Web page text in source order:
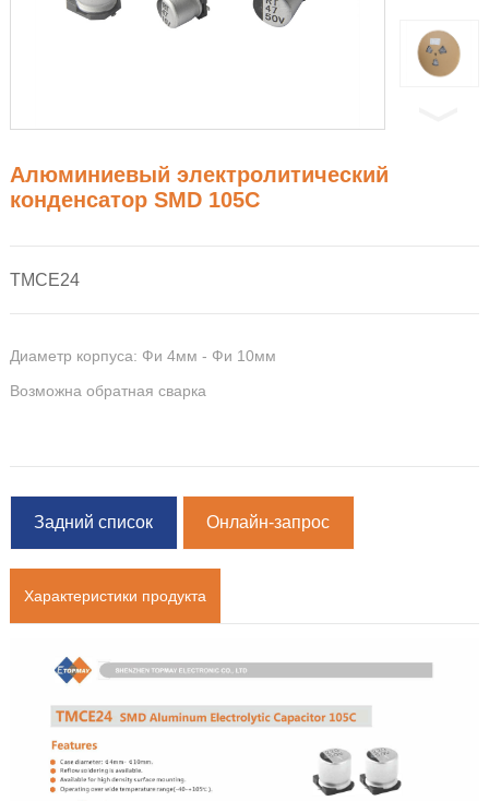
Алюминиевый электролитический
конденсатор SMD 105C
TMCE24
Диаметр корпуса: Фи 4мм - Фи 10мм
Возможна обратная сварка
Задний список Онлайн-запрос
Характеристики продукта